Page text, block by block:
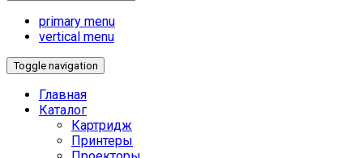
primary menu
vertical menu
Toggle navigation
Главная
Каталог
Картридж
Принтеры